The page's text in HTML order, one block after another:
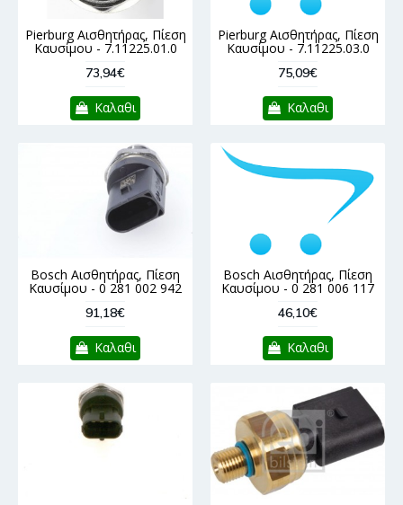
Pierburg Αισθητήρας, Πίεση
Καυσίμου - 7.11225.01.0
73,94€
Καλαθι
Pierburg Αισθητήρας, Πίεση
Καυσίμου - 7.11225.03.0
75,09€
Καλαθι
Bosch Αισθητήρας, Πίεση
Καυσίμου - 0 281 002 942
91,18€
Καλαθι
Bosch Αισθητήρας, Πίεση
Καυσίμου - 0 281 006 117
46,10€
Καλαθι